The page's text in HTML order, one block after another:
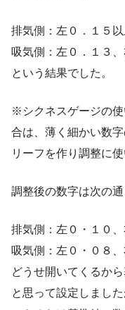
排気側：左０．１５
吸気側：左０．１３
という結果でした。
※シクネスゲージの
合は、薄く細かい数
リーフを作り調整に使
調整後の数字は次の通
排気側：左０・１０
吸気側：左０・０８、
どうせ開いてくるか
と思って設定しまし